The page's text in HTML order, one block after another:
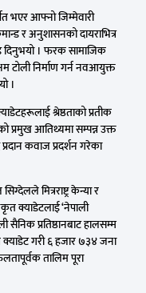
भएर आफ्नो जिम्मेवारी
र अनुशासनको दायराभित्र
दिनुभयो । फरक सामाजिक
टोली निर्माण गर्न नवआयुक्त
।
श्रेष्ठताको प्रतीक
प्रमुख आतिथ्यमा सम्पन्न उक्त
कवाज प्रदर्शन गरेका
मित्रराष्ट्र केन्या र
क्याडेटलाई ‘नेपाली
सैनिक प्रतिष्ठानबाट हालसम्म
गरी ६ हजार ७३४ जना
तालिम पूरा